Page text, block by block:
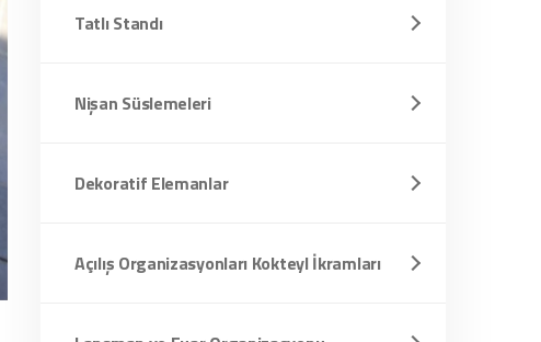
Tatlı Standı
Nişan Süslemeleri
Dekoratif Elemanlar
Açılış Organizasyonları Kokteyl İkramları